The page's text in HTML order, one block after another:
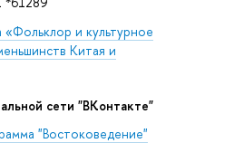
«Фольклор и культурное
Китая и
сети "ВКонтакте"
"Востоковедение"